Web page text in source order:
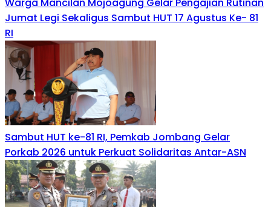
Warga Mancilan Mojoagung Gelar Pengajian Rutinan
Jumat Legi Sekaligus Sambut HUT 17 Agustus Ke- 81
RI
Sambut HUT ke-81 RI, Pemkab Jombang Gelar
Porkab 2026 untuk Perkuat Solidaritas Antar-ASN